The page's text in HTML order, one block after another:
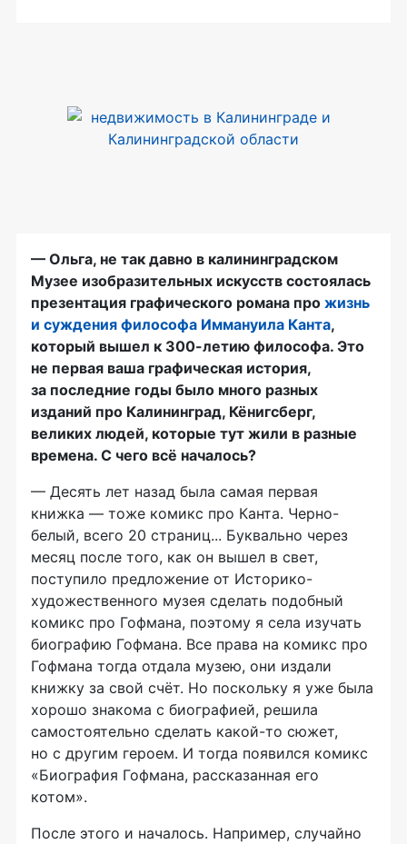
— Ольга, не так давно в калининградском
Музее изобразительных искусств состоялась
презентация графического романа про жизнь
и суждения философа Иммануила Канта,
который вышел к 300-летию философа. Это
не первая ваша графическая история,
за последние годы было много разных
изданий про Калининград, Кёнигсберг,
великих людей, которые тут жили в разные
времена. С чего всё началось?
— Десять лет назад была самая первая
книжка — тоже комикс про Канта. Черно-
белый, всего 20 страниц... Буквально через
месяц после того, как он вышел в свет,
поступило предложение от Историко-
художественного музея сделать подобный
комикс про Гофмана, поэтому я села изучать
биографию Гофмана. Все права на комикс про
Гофмана тогда отдала музею, они издали
книжку за свой счёт. Но поскольку я уже была
хорошо знакома с биографией, решила
самостоятельно сделать какой-то сюжет,
но с другим героем. И тогда появился комикс
«Биография Гофмана, рассказанная его
котом».
После этого и началось. Например, случайно